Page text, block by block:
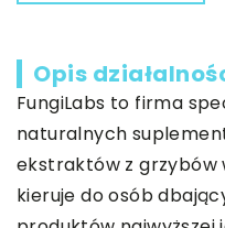
Opis
FungiLabs to firma
naturalnych
ekstraktów z grzybów
kieruje do osób